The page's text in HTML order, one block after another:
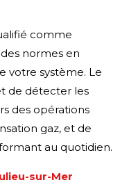
comme
normes en
votre système. Le
de détecter les
des opérations
gaz, et de
au quotidien.
sur-Mer